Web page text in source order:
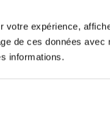
votre expérience,
de ces données
informations.